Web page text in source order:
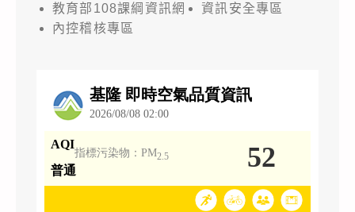
教育部108課綱資訊網
資訊安全專區
內控稽核專區